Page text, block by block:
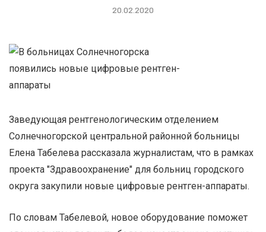
20.02.2020
Заведующая рентгенологическим отделением
Солнечногорской центральной районной больницы
Елена Табелева рассказала журналистам, что в рамках
проекта "Здравоохранение" для больниц городского
округа закупили новые цифровые рентген-аппараты.
По словам Табелевой, новое оборудование поможет